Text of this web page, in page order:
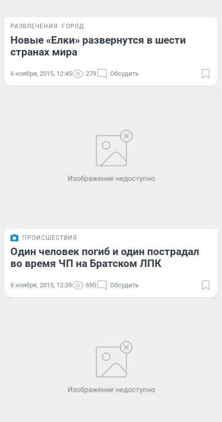
РАЗВЛЕЧЕНИЯ ГОРОД
Новые «Елки» развернутся в шести
странах мира
6 ноября, 2015, 12:45 279 Обсудить
ПРОИСШЕСТВИЯ
Один человек погиб и один пострадал
во время ЧП на Братском ЛПК
6 ноября, 2015, 12:39 690 Обсудить